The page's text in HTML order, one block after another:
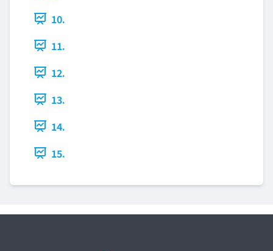
10.
11.
12.
13.
14.
15.